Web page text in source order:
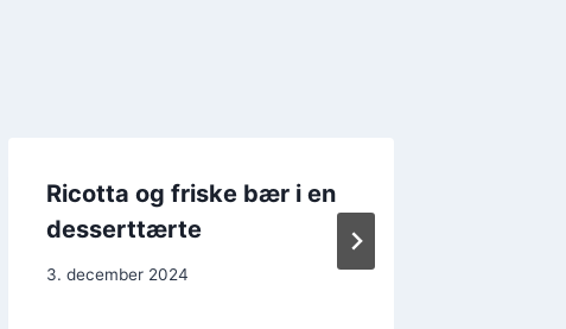
Ricotta og friske bær i en
desserttærte
3. december 2024